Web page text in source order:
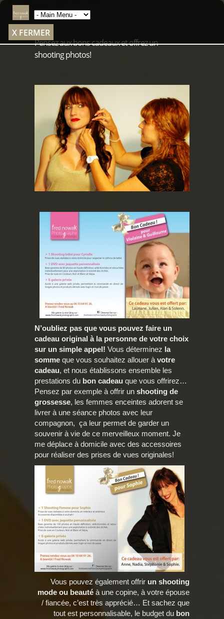
X FERMER
Pensez aux bons cadeaux et offrez un
shooting photos!
N’oubliez pas que vous pouvez faire un
cadeau original à la personne de votre choix
sur un simple appel! Vous déterminez la
somme que vous souhaitez allouer à votre
cadeau, et nous établissons ensemble les
prestations du bon cadeau que vous offrirez…
Pensez par exemple à offrir un shooting de
grossesse, les femmes enceintes adorent se
livrer à une séance photos avec leur
compagnon, ça leur permet de garder un
souvenir à vie de ce merveilleux moment. Je
me déplace à domicile avec des accessoires
pour réaliser des prises de vues originales!
Vous pouvez également offrir un shooting
mode ou beauté à une copine, à votre épouse
/ fiancée, c’est très apprécié… Et sachez que
tout est personnalisable, le budget du bon